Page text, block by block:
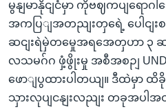
မွနျမာနိုငျငံမှာ ကိုဗဈကပျရောဂါ
အကပြျအတညျးတှရေဲ့ ပေါငျး
ဆငျးရဲမှဲတမှေုအရအေတှဟာ ၃
လသမဂ်ဂ ဖှံ့ဖွိုးမှု အစီအစဉျ
ဖောျပွထားပါတယျ။ ဒီထဲမှာ ထိ
သှားလုပျငနျးလညျး တခုအပါအ